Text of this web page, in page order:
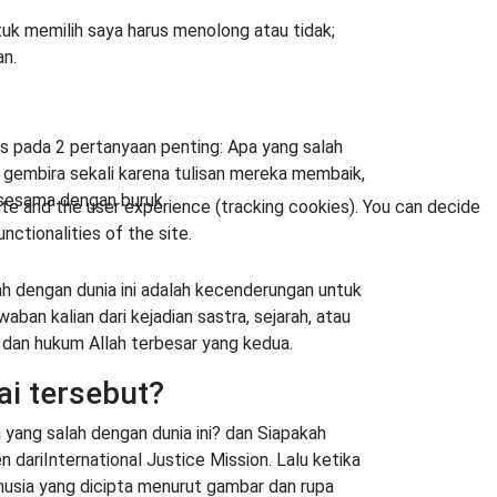
memilih saya harus menolong atau tidak;
2 pertanyaan penting: Apa yang salah
gembira sekali karena tulisan mereka membaik,
dengan buruk.
dengan dunia ini adalah kecenderungan untuk
kalian dari kejadian sastra, sejarah, atau
hukum Allah terbesar yang kedua.
tersebut?
salah dengan dunia ini? dan Siapakah
dariInternational Justice Mission. Lalu ketika
yang dicipta menurut gambar dan rupa
and the user experience (tracking cookies). You can decide
of the site.